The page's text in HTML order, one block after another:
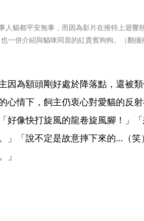
人貓都平安無事，而因為影片在推特上迴響
一併介紹與貓咪同居的紅貴賓狗狗。（翻攝
因為額頭剛好處於降落點，還被
心情下，飼主仍衷心對愛貓的反
好像快打旋風的龍卷旋風腳！」
」「說不定是故意摔下來的…（笑
」